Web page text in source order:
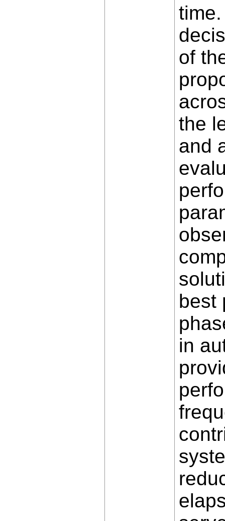
of
the
and
best
in